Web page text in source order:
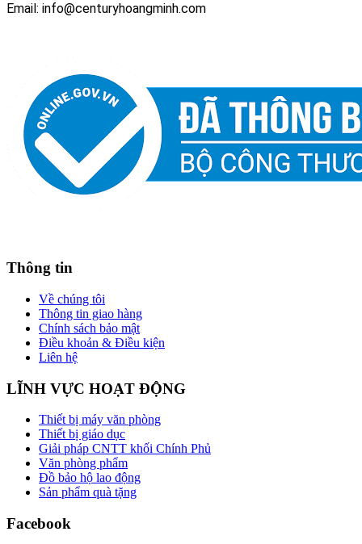
Email: info@centuryhoangminh.com
Thông tin
Về chúng tôi
Thông tin giao hàng
Chính sách bảo mật
Điều khoản & Điều kiện
Liên hệ
LĨNH VỰC HOẠT ĐỘNG
Thiết bị máy văn phòng
Thiết bị giáo dục
Giải pháp CNTT khối Chính Phủ
Văn phòng phẩm
Đồ bảo hộ lao động
Sản phẩm quà tặng
Facebook